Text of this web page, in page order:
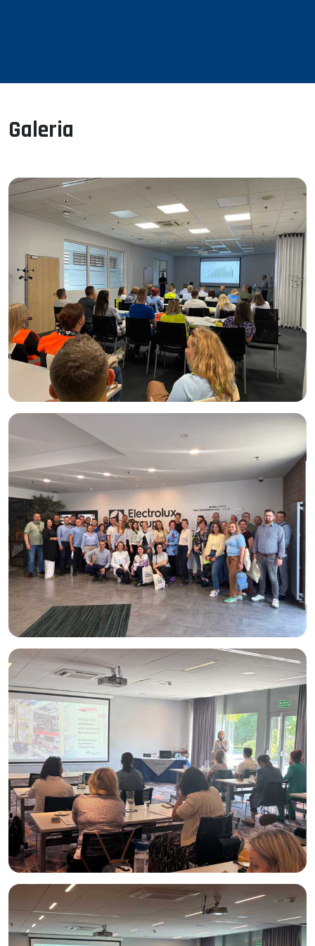
zmywarek w Żarowie,
wytwarzanych w nich odpadów trafia na wysypisko lub jest
spalane w celu uzyskania energii. Reszta jest wykorzystywana
ponownie lub poddawana recyklingowi.
Certyfikaty ISO:ISO 9001; 14001; 50001,28000, 45001
Zakład pięciokrotnie był laureatem statuetki „Świdnicki
Gryf” dla najlepszego pracodawcy w regionie.
Fabryka w Świdnicy zatrudnia około700 osób.
Galeria